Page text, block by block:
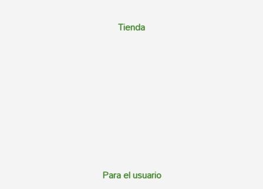
Tienda
Para el usuario